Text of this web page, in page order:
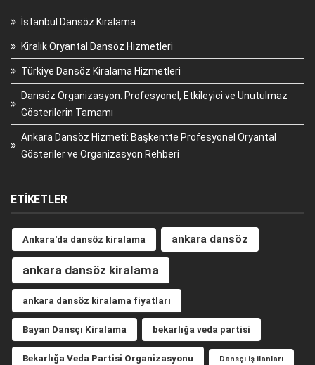
İstanbul Dansöz Kiralama
Kiralık Oryantal Dansöz Hizmetleri
Türkiye Dansöz Kiralama Hizmetleri
Dansöz Organizasyon: Profesyonel, Etkileyici ve Unutulmaz
Gösterilerin Tamamı
Ankara Dansöz Hizmeti: Başkentte Profesyonel Oryantal
Gösteriler ve Organizasyon Rehberi
ETIKETLER
Ankara'da dansöz kiralama ankara dansöz
ankara dansöz kiralama
ankara dansöz kiralama fiyatları
Bayan Dansçı Kiralama bekarlığa veda partisi
Bekarlığa Veda Partisi Organizasyonu Dansçı iş ilanları